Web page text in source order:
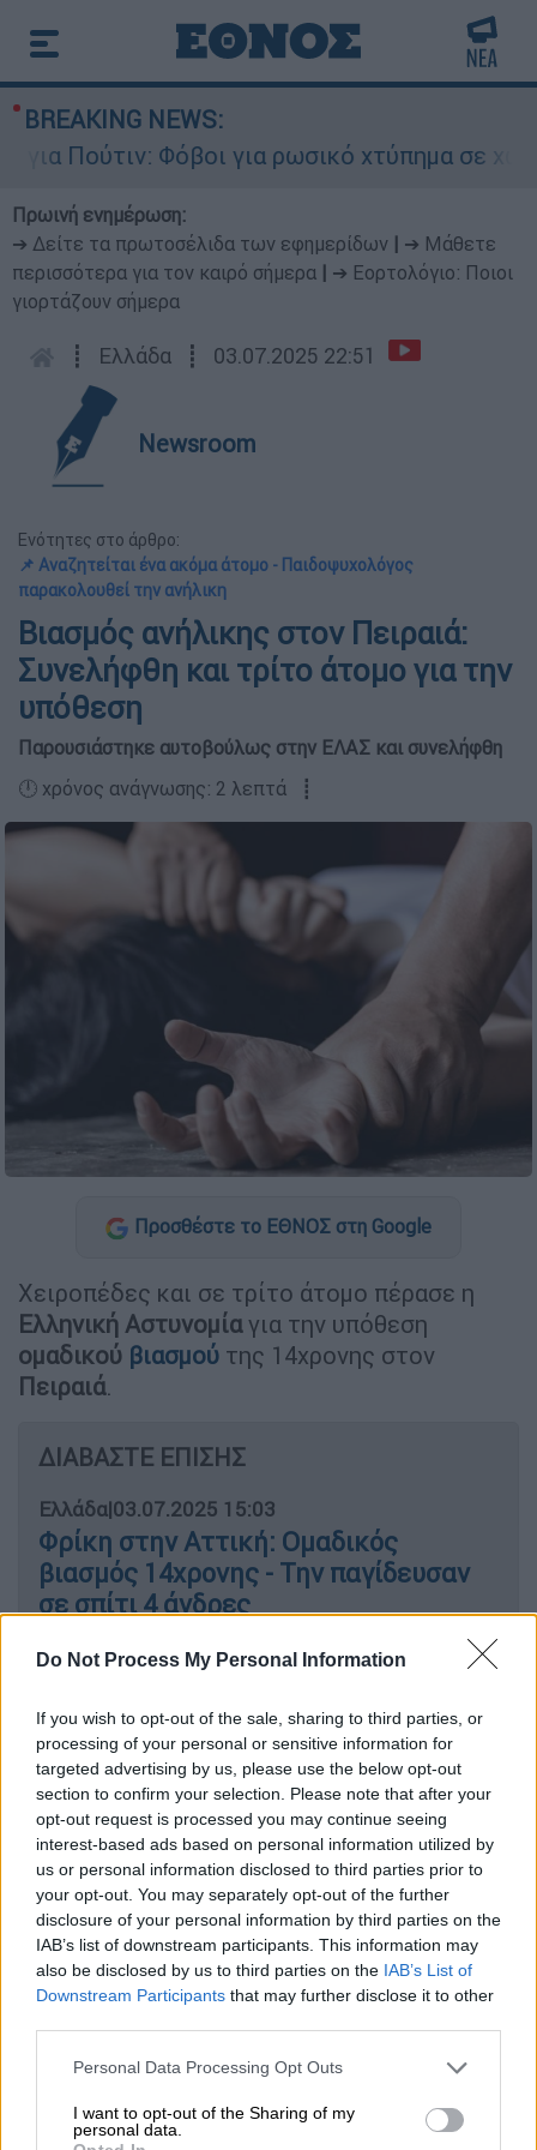
Do Not Process My Personal Information
If you wish to opt-out of the sale, sharing to third parties, or
processing of your personal or sensitive information for
targeted advertising by us, please use the below opt-out
section to confirm your selection. Please note that after your
opt-out request is processed you may continue seeing
interest-based ads based on personal information utilized by
us or personal information disclosed to third parties prior to
your opt-out. You may separately opt-out of the further
disclosure of your personal information by third parties on the
IAB’s list of downstream participants. This information may
also be disclosed by us to third parties on the IAB’s List of
Downstream Participants that may further disclose it to other
Please note that this website/app uses one or more Google
not limited to your visit or usage behaviour. You may click to
grant or deny consent to Google and its third-party tags to
Personal Data Processing Opt Outs
I want to opt-out of the Sharing of my
personal data.
BREAKING NEWS:
Πούτιν: Φόβοι για ρωσικό χτύπημα σε χώρα
Πρωινή ενημέρωση:
➔ Δείτε τα πρωτοσέλιδα των εφημερίδων
➔ Μάθετε
περισσότερα για τον καιρό σήμερα
➔ Εορτολόγιο: Ποιοι
γιορτάζουν σήμερα
┋ Ελλάδα ┋ 03.07.2025 22:51
Newsroom
Ενότητες στο άρθρο:
📌 Αναζητείται ένα ακόμα άτομο - Παιδοψυχολόγος
παρακολουθεί την ανήλικη
Βιασμός ανήλικης στον Πειραιά:
Συνελήφθη και τρίτο άτομο για την
υπόθεση
Παρουσιάστηκε αυτοβούλως στην ΕΛΑΣ και συνελήφθη
🕛 χρόνος ανάγνωσης: 2 λεπτά ┋
Προσθέστε το ΕΘΝΟΣ στη Google
Χειροπέδες και σε τρίτο άτομο πέρασε η
Ελληνική Αστυνομίαγια την υπόθεση
ομαδικού βιασμού της 14χρονης στον
Πειραιά.
ΔΙΑΒΑΣΤΕ ΕΠΙΣΗΣ
Ελλάδα|03.07.2025 15:03
Φρίκη στην Αττική: Ομαδικός
βιασμός 14χρονης - Την παγίδευσαν
σε σπίτι 4 άνδρες
Αναζητείται ένα ακόμα άτομο -
Παιδοψυχολόγος παρακολουθεί την
ανήλικη
Ο φερόμενος ως δράστης παρουσιάστηκε
αυτοβούλως στοΑνηλίκωνκαι συνελήφθη
ενώ νωρίτερα είχαν συλληφθεί άλλα δύο
άτομα από την παρέαΡομά, καθώς
αναζητείται και ο τέταρτος που φέρεται να
εμπλέκεται στην υπόθεση, καθώς είναι ο
ιδιοκτήτης του σπιτιού, όπου κακοποιήθηκε.
Αρχικά είχε αναφερθεί ότι το ραντεβού
κανονίστηκε μέσωκοινωνικών δικτύων,
αλλά η πραγματικότητα είναι διαφορετική,